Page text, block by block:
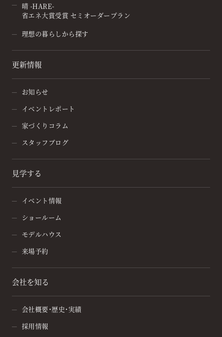
晴 -HARE-
省エネ大賞受賞 セミオーダープラン
理想の暮らしから探す
更新情報
お知らせ
イベントレポート
家づくりコラム
スタッフブログ
見学する
イベント情報
ショールーム
モデルハウス
来場予約
会社を知る
会社概要・歴史・実績
採用情報